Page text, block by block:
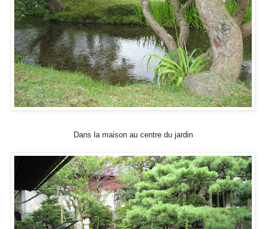
Dans la maison au centre du jardin